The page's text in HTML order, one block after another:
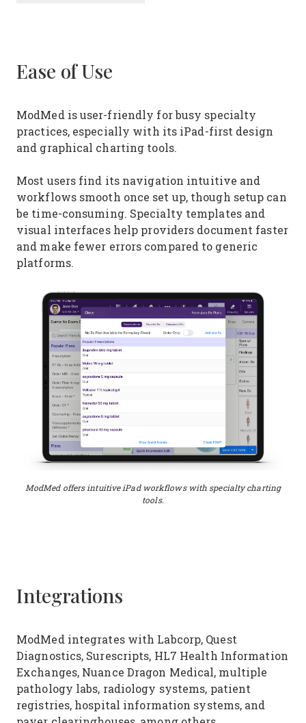
Ease of Use
ModMed is user-friendly for busy specialty
practices, especially with its iPad-first design
and graphical charting tools.
Most users find its navigation intuitive and
workflows smooth once set up, though setup can
be time-consuming. Specialty templates and
visual interfaces help providers document faster
and make fewer errors compared to generic
platforms.
ModMed offers intuitive iPad workflows with specialty charting
tools.
Integrations
ModMed integrates with Labcorp, Quest
Diagnostics, Surescripts, HL7 Health Information
Exchanges, Nuance Dragon Medical, multiple
pathology labs, radiology systems, patient
registries, hospital information systems, and